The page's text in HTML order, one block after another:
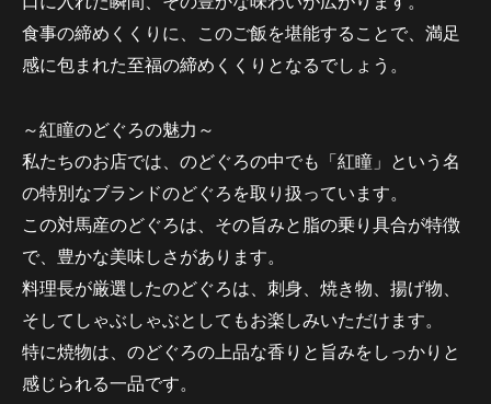
食事の締めくくりに、このご飯を堪能することで、満足
感に包まれた至福の締めくくりとなるでしょう。
～紅瞳のどぐろの魅力～
私たちのお店では、のどぐろの中でも「紅瞳」という名
の特別なブランドのどぐろを取り扱っています。
この対馬産のどぐろは、その旨みと脂の乗り具合が特徴
で、豊かな美味しさがあります。
料理長が厳選したのどぐろは、刺身、焼き物、揚げ物、
そしてしゃぶしゃぶとしてもお楽しみいただけます。
特に焼物は、のどぐろの上品な香りと旨みをしっかりと
感じられる一品です。